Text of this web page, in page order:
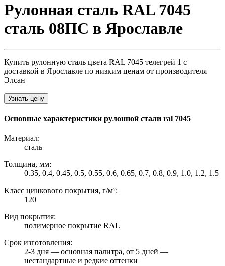
Рулонная сталь RAL 7045
сталь 08ПС в Ярославле
Купить рулонную сталь цвета RAL 7045 телегрей 1 с
доставкой в Ярославле по низким ценам от производителя
Элсан
Узнать цену
Основные характеристики рулонной стали ral 7045
Материал:
сталь
Толщина, мм:
0.35, 0.4, 0.45, 0.5, 0.55, 0.6, 0.65, 0.7, 0.8, 0.9, 1.0, 1.2, 1.5
Класс цинкового покрытия, г/м²:
120
Вид покрытия:
полимерное покрытие RAL
Срок изготовления:
2-3 дня — основная палитра, от 5 дней —
нестандартные и редкие оттенки